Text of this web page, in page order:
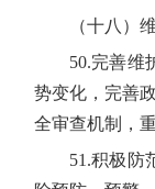
（十八）
50.完善维
势变化，完善
全审查机制，
51.积极防